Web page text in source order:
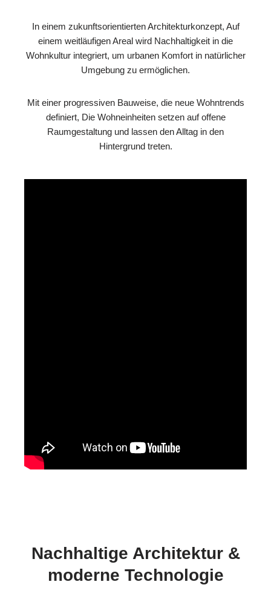
In einem zukunftsorientierten Architekturkonzept, Auf
einem weitläufigen Areal wird Nachhaltigkeit in die
Wohnkultur integriert, um urbanen Komfort in natürlicher
Umgebung zu ermöglichen.
Mit einer progressiven Bauweise, die neue Wohntrends
definiert, Die Wohneinheiten setzen auf offene
Raumgestaltung und lassen den Alltag in den
Hintergrund treten.
Nachhaltige Architektur &
moderne Technologie